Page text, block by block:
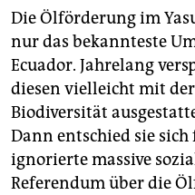
Die Ölförderung im
nur das bekannteste
Ecuador. Jahrelang
diesen vielleicht mit
Biodiversität
Dann entschied sie
ignorierte massive
Referendum über die